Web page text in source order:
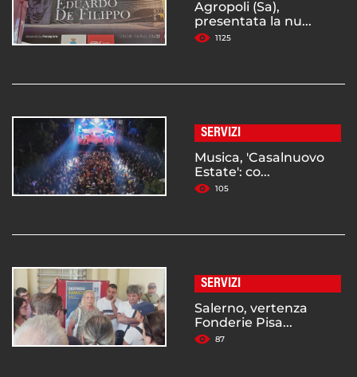
Agropoli (Sa),
presentata la nu...
1125
SERVIZI
Musica, 'Casalnuovo
Estate': co...
105
SERVIZI
Salerno, vertenza
Fonderie Pisa...
87